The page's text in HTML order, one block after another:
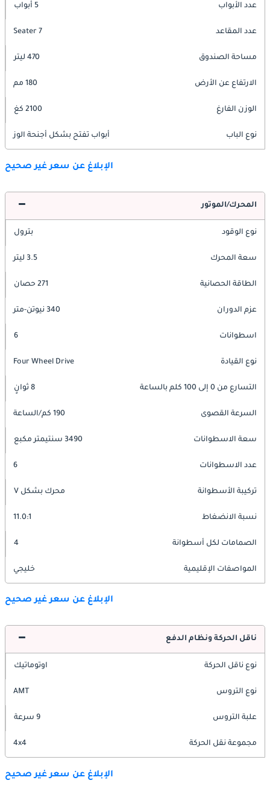
عدد الأبواب 5 أبواب
عدد المقاعد 7 Seater
مساحة الصندوق 470 ليتر
الارتفاع عن الأرض 180 مم
الوزن الفارغ 2100 كغ
نوع الباب أبواب تفتح بشكل أجنحة الوز
الإبلاغ عن سعر غير صحيح
المحرك/الموتور
نوع الوقود بترول
سعة المحرك 3.5 ليتر
الطاقة الحصانية 271 حصان
عزم الدوران 340 نيوتن-متر
اسطوانات 6
نوع القيادة Four Wheel Drive
التسارع من 0 إلى 100 كلم بالساعة 8 ثوانٍ
السرعة القصوى 190 كم/الساعة
سعة الاسطوانات 3490 سنتيمتر مكبع
عدد الاسطوانات 6
تركيبة الأسطوانة محرك بشكل V
نسبة الانضغاط 11.0:1
الصمامات لكل أسطوانة 4
المواصفات الإقليمية خليجي
الإبلاغ عن سعر غير صحيح
ناقل الحركة ونظام الدفع
نوع ناقل الحركة اوتوماتيك
نوع التروس AMT
علبة التروس 9 سرعة
مجموعة نقل الحركة 4x4
الإبلاغ عن سعر غير صحيح